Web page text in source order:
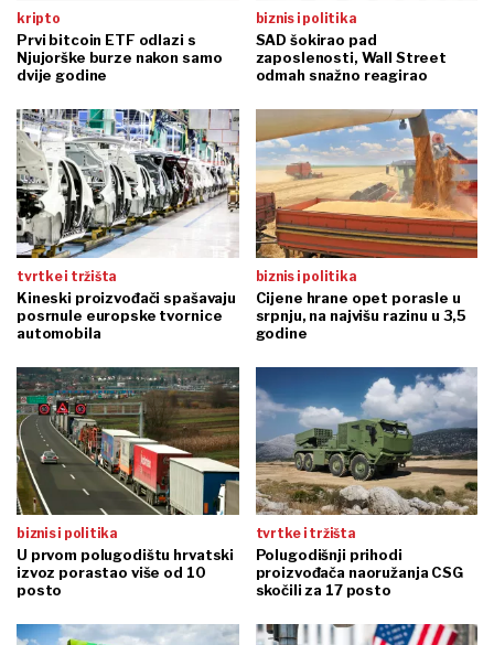
kripto
Prvi bitcoin ETF odlazi s
Njujorške burze nakon samo
dvije godine
biznis i politika
SAD šokirao pad
zaposlenosti, Wall Street
odmah snažno reagirao
tvrtke i tržišta
Kineski proizvođači spašavaju
posrnule europske tvornice
automobila
biznis i politika
Cijene hrane opet porasle u
srpnju, na najvišu razinu u 3,5
godine
biznis i politika
U prvom polugodištu hrvatski
izvoz porastao više od 10
posto
tvrtke i tržišta
Polugodišnji prihodi
proizvođača naoružanja CSG
skočili za 17 posto